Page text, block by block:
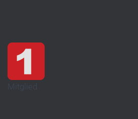
Mitglied